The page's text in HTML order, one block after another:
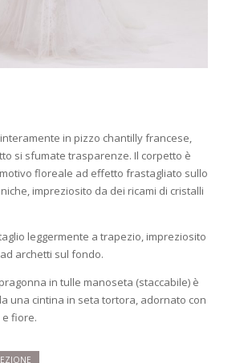
in pizzo chantilly francese,
si sfumate trasparenze. Il corpetto è
floreale ad effetto frastagliato sullo
impreziosito da dei ricami di cristalli
leggermente a trapezio, impreziosito
archetti sul fondo.
in tulle manoseta (staccabile) è
una cintina in seta tortora, adornato con
fiore.